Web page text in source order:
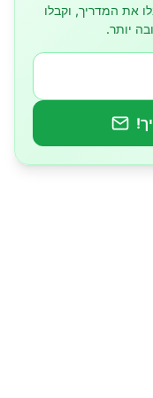
קיבלו את המדריך, וקבלו
יותר.